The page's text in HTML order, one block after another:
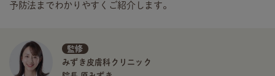
予防法までわかりやすくご紹介します。
監修
みずき皮膚科クリニック